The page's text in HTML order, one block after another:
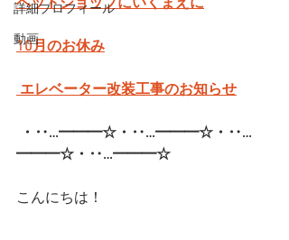
詳細プロフィール
動画
ペットショップにいくまえに
10月のお休み
エレベーター改装工事のお知らせ
・‥…━━━☆・‥…━━━☆・‥…
━━━☆・‥…━━━☆
こんにちは！